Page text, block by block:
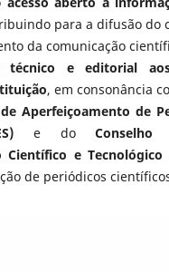
para a difusão do
da comunicação
técnico e editorial
, em consonância
Aperfeiçoamento de
e do
Científico e Tecnológico
de periódicos